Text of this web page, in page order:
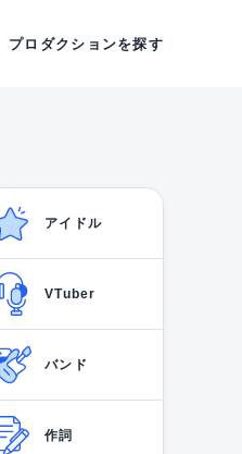
プロダクションを探す
アイドル
VTuber
バンド
作詞